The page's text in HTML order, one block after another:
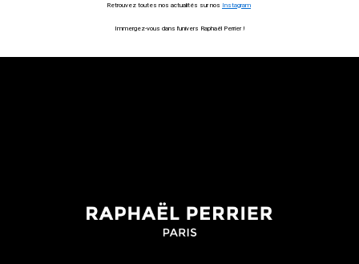
Retrouvez toutes nos actualités sur nos Instagram
Immergez-vous dans l’univers Raphaël Perrier !